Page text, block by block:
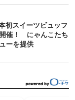
初スイーツビュッフ
催！ にゃんこたち
ーを提供